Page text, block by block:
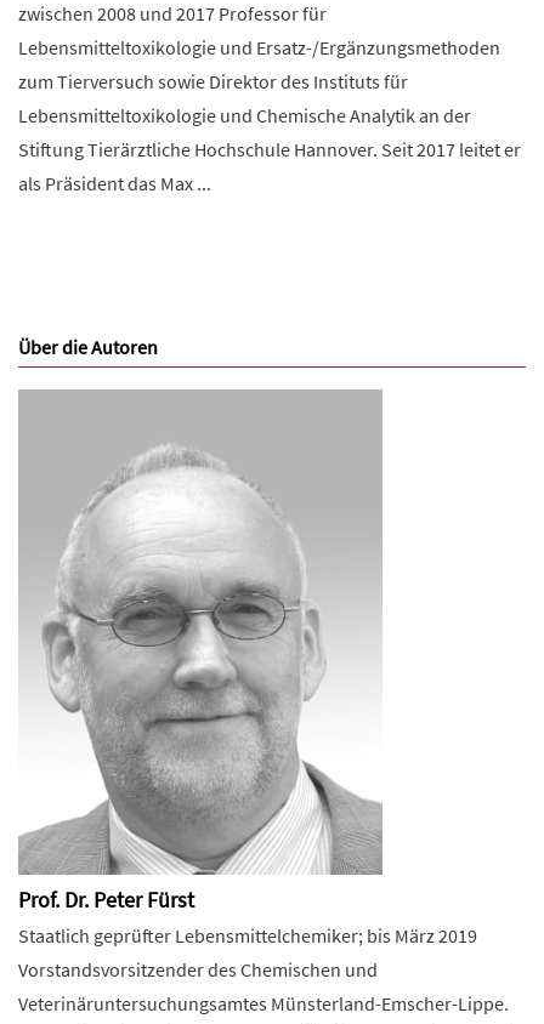
zwischen 2008 und 2017 Professor für
Lebensmitteltoxikologie und Ersatz-/Ergänzungsmethoden
zum Tierversuch sowie Direktor des Instituts für
Lebensmitteltoxikologie und Chemische Analytik an der
Stiftung Tierärztliche Hochschule Hannover. Seit 2017 leitet er
als Präsident das Max ...
Über die Autoren
Prof. Dr. Peter Fürst
Staatlich geprüfter Lebensmittelchemiker; bis März 2019
Vorstandsvorsitzender des Chemischen und
Veterinäruntersuchungsamtes Münsterland-Emscher-Lippe.